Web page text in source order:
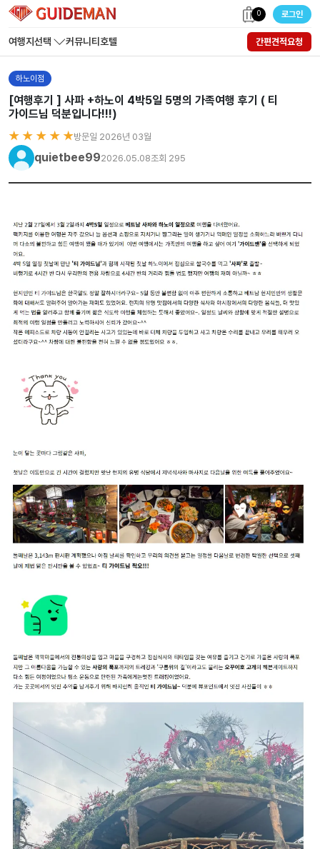
0 로그인
여행지선택 커뮤니티 호텔 간편견적요청
하노이점
[여행후기 ] 사파 +하노이 4박5일 5명의 가족여행 후기 ( 티
가이드님 덕분입니다!!!)
★ ★ ★ ★ ★방문일 2026년 03월
quietbee992026.05.08조회 295